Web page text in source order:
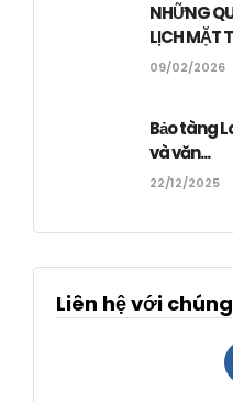
NHỮNG
LỊCH MẶT
09/02/2026
Bảo tàng
và văn...
22/12/2025
Liên hệ với